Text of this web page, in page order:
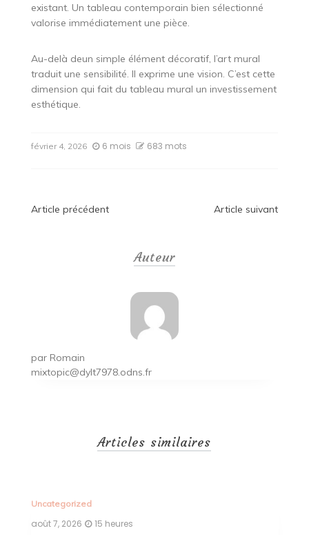
existant. Un tableau contemporain bien sélectionné
valorise immédiatement une pièce.
Au-delà deun simple élément décoratif, l’art mural
traduit une sensibilité. Il exprime une vision. C’est cette
dimension qui fait du tableau mural un investissement
esthétique.
février 4, 2026 6 mois 683 mots
Navigation
Article précédent Article suivant
Auteur
par Romain
mixtopic@dylt7978.odns.fr
Articles similaires
Uncategorized
août 7, 2026 15 heures